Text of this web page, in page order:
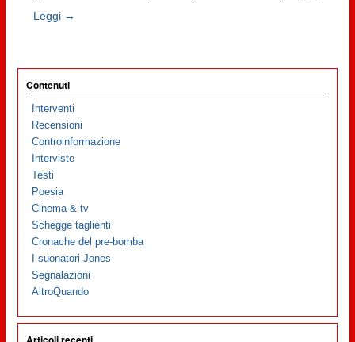
Leggi →
Contenuti
Interventi
Recensioni
Controinformazione
Interviste
Testi
Poesia
Cinema & tv
Schegge taglienti
Cronache del pre-bomba
I suonatori Jones
Segnalazioni
AltroQuando